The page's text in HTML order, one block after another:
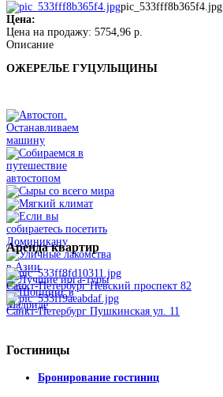
pic_533fff8b365f4.jpg
Цена:
Цена на продажу: 5754,96 р.
Описание
ОЖЕРЕЛЬЕ ГУЦУЛЬЩИНЫ
Арендаквартир
Санкт-Петербург Невский проспект 82
Санкт-Петербург Пушкинская ул. 11
Гостиницы
Бронирование гостиниц